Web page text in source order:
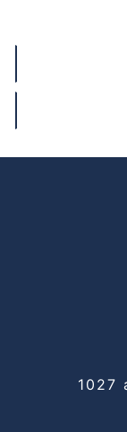
1027 allée des Suilles, 13680